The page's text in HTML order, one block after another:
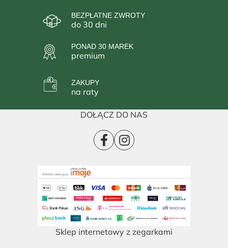
BEZPŁATNE ZWROTY
do 30 dni
PONAD 30 MAREK
premium
ZAKUPY
na raty
DOŁĄCZ DO NAS
Sklep internetowy z zegarkami